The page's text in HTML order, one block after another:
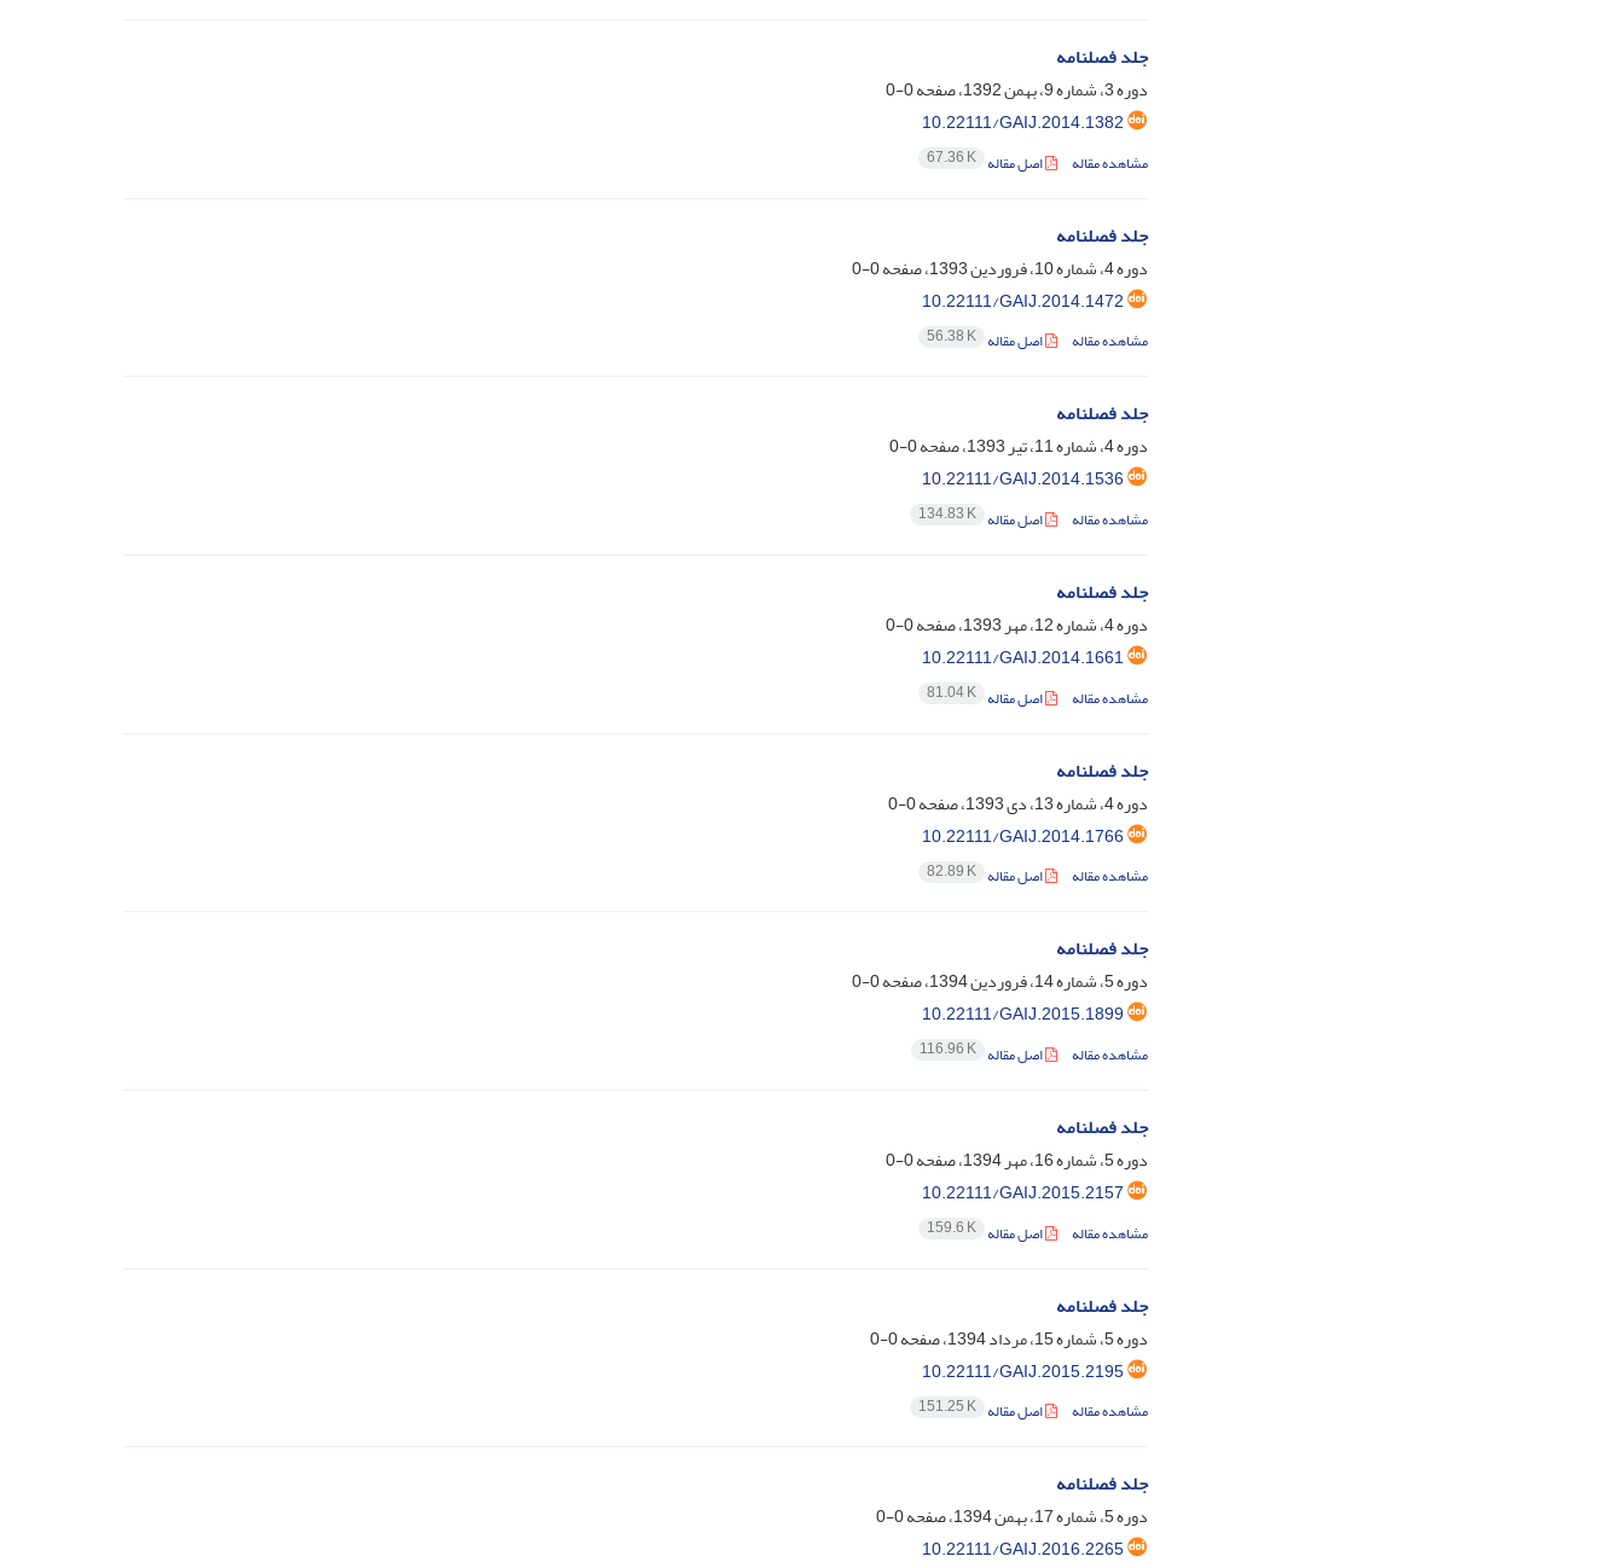
جلد فصلنامه
دوره 3، شماره 9، بهمن 1392، صفحه
0-0
10.22111/GAIJ.2014.1382
مشاهده مقاله اصل مقاله 67.36 K
جلد فصلنامه
دوره 4، شماره 10، فروردین 1393، صفحه
0-0
10.22111/GAIJ.2014.1472
مشاهده مقاله اصل مقاله 56.38 K
جلد فصلنامه
دوره 4، شماره 11، تیر 1393، صفحه
0-0
10.22111/GAIJ.2014.1536
مشاهده مقاله اصل مقاله 134.83 K
جلد فصلنامه
دوره 4، شماره 12، مهر 1393، صفحه
0-0
10.22111/GAIJ.2014.1661
مشاهده مقاله اصل مقاله 81.04 K
جلد فصلنامه
دوره 4، شماره 13، دی 1393، صفحه
0-0
10.22111/GAIJ.2014.1766
مشاهده مقاله اصل مقاله 82.89 K
جلد فصلنامه
دوره 5، شماره 14، فروردین 1394، صفحه
0-0
10.22111/GAIJ.2015.1899
مشاهده مقاله اصل مقاله 116.96 K
جلد فصلنامه
دوره 5، شماره 16، مهر 1394، صفحه
0-0
10.22111/GAIJ.2015.2157
مشاهده مقاله اصل مقاله 159.6 K
جلد فصلنامه
دوره 5، شماره 15، مرداد 1394، صفحه
0-0
10.22111/GAIJ.2015.2195
مشاهده مقاله اصل مقاله 151.25 K
جلد فصلنامه
دوره 5، شماره 17، بهمن 1394، صفحه
0-0
10.22111/GAIJ.2016.2265